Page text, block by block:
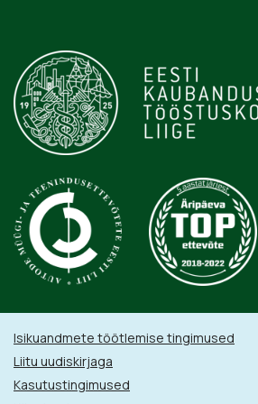
Isikuandmete töötlemise tingimused
Liitu uudiskirjaga
Kasutustingimused